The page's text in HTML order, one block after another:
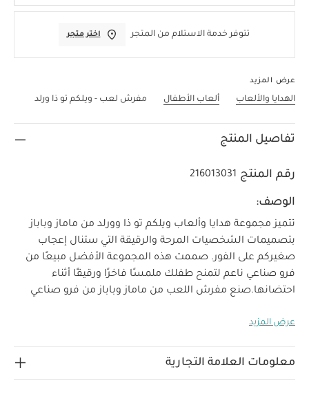
تتوفر خدمة الاستلام من المتجر اختر متجر
عرض المزيد
الهدايا والألعاب ألعاب الأطفال مفرش لعب - ويلكم تو ذا ورلد
تفاصيل المنتج
رقم المنتج 216013031
الوصف:
تتميز مجموعة هدايا وألعاب ويلكم تو ذا وورلد من ماماز وباباز
بتصميمات الشخصيات المرحة والرقيقة التي ستنال إعجاب
صغيركم على الفور. صممت هذه المجموعة الأفضل مبيعًا من
فرو صناعي ناعم لتمنح طفلك ملمسًا فاخرًا ورقيقًا أثناء
احتضانها.صنع مفرش اللعب من ماماز وباباز من فرو صناعي
خارجية لحماية الطفل أثناء اللعب. يتميز بقوسين ألعاب قابلين
وفيل وقرد بخشخيشة ولعبة صرير لتحفيز حواس الطفل. كما
عرض المزيد
معلومات العلامة التجارية